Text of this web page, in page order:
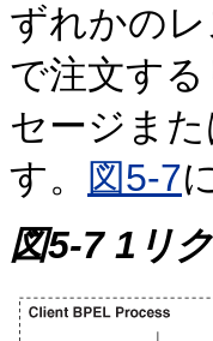
ずれかの
で注文す
セージま
す。
図5-7
図5-7 1リ